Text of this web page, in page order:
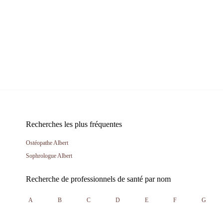
Recherches les plus fréquentes
Ostéopathe Albert
Sophrologue Albert
Recherche de professionnels de santé par nom
A B C D E F G